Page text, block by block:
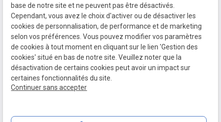
Mentions
légales
Politique de
confidentialité
Plan du
site
Gestion
des
cookies
SIRET :53470527200019
base de notre site et ne peuvent pas être désactivés.
Cependant, vous avez le choix d'activer ou de désactiver les
cookies de personnalisation, de performance et de marketing
selon vos préférences. Vous pouvez modifier vos paramètres
de cookies à tout moment en cliquant sur le lien 'Gestion des
cookies' situé en bas de notre site. Veuillez noter que la
désactivation de certains cookies peut avoir un impact sur
certaines fonctionnalités du site.
Continuer sans accepter